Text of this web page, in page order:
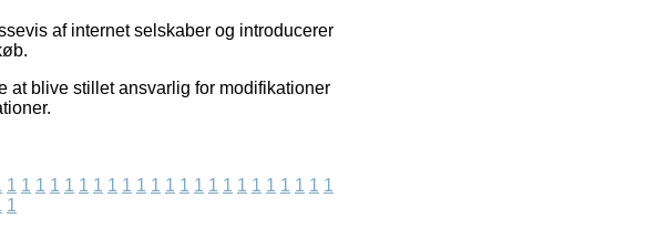
af internet selskaber og introducerer
at blive stillet ansvarlig for modifikationer
1 1 1 1 1 1 1 1 1 1 1 1 1 1 1 1 1 1 1 1 1 1 1
1